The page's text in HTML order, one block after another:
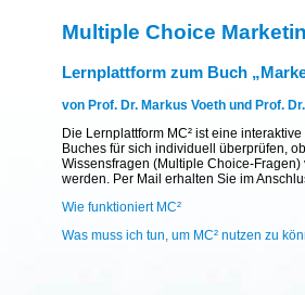
Multiple Choice
Lernplattform zum Buch
von Prof. Dr. Markus Voeth und Prof.
Die Lernplattform MC² ist eine
Buches für sich individuell überprüfen,
Wissensfragen (Multiple Choice-
werden. Per Mail erhalten Sie im
Wie funktioniert MC²
Was muss ich tun, um MC² nutzen zu